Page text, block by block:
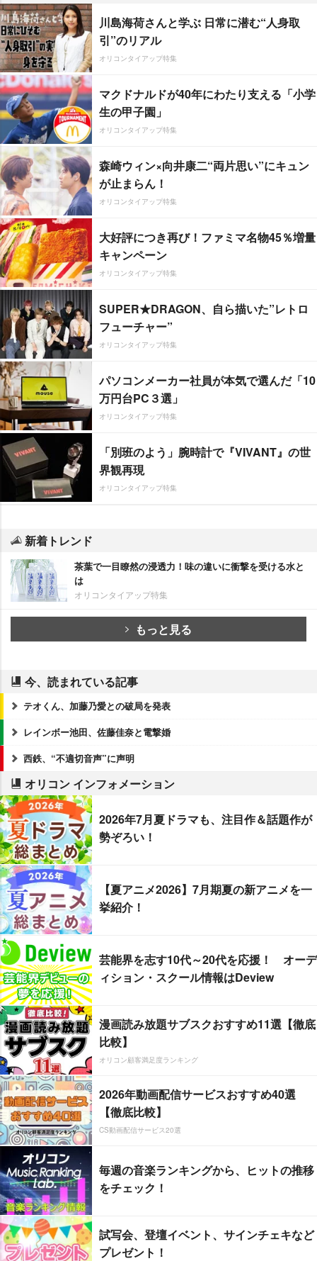
川島海荷さんと学ぶ 日常に潜む“人身取
引”のリアル
オリコンタイアップ特集
マクドナルドが40年にわたり支える「小学
生の甲子園」
オリコンタイアップ特集
森崎ウィン×向井康二“両片思い”にキュン
が止まらん！
オリコンタイアップ特集
大好評につき再び！ファミマ名物45％増量
キャンペーン
オリコンタイアップ特集
SUPER★DRAGON、自ら描いた”レトロ
フューチャー”
オリコンタイアップ特集
パソコンメーカー社員が本気で選んだ「10
万円台PC３選」
オリコンタイアップ特集
「別班のよう」腕時計で『VIVANT』の世
界観再現
オリコンタイアップ特集
新着トレンド
茶葉で一目瞭然の浸透力！味の違いに衝撃を受ける水と
は
オリコンタイアップ特集
もっと見る
今、読まれている記事
テオくん、加藤乃愛との破局を発表
レインボー池田、佐藤佳奈と電撃婚
西鉄、“不適切音声”に声明
オリコン インフォメーション
2026年7月夏ドラマも、注目作＆話題作が
勢ぞろい！
【夏アニメ2026】7月期夏の新アニメを一
挙紹介！
芸能界を志す10代～20代を応援！ オーデ
ィション・スクール情報はDeview
漫画読み放題サブスクおすすめ11選【徹底
比較】
オリコン顧客満足度ランキング
2026年動画配信サービスおすすめ40選
【徹底比較】
CS動画配信サービス20選
毎週の音楽ランキングから、ヒットの推移
をチェック！
試写会、登壇イベント、サインチェキなど
プレゼント！